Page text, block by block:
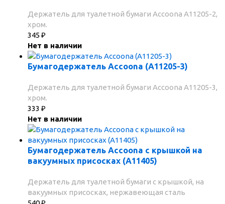
Держатель для туалетной бумаги Accoona A11205-2,
хром.
345 ₽
Нет в наличии
Бумагодержатель Accoona (A11205-3)
Держатель для туалетной бумаги Accoona A11205-3,
хром.
333 ₽
Нет в наличии
Бумагодержатель Accoona с крышкой на
вакуумных присосках (А11405)
Держатель для туалетной бумаги с крышкой, на
вакуумных присосках, нержавеющая сталь